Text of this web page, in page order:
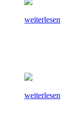
weiterlesen
weiterlesen